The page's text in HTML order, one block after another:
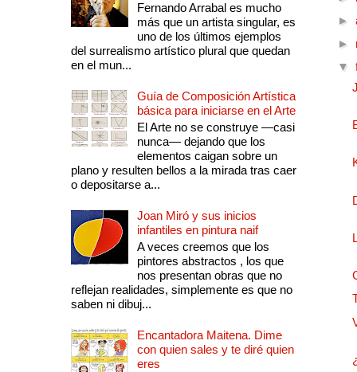
Fernando Arrabal es mucho
más que un artista singular, es
uno de los últimos ejemplos
del surrealismo artístico plural que quedan
en el mun...
Guía de Composición Artística
básica para iniciarse en el Arte
El Arte no se construye —casi
nunca— dejando que los
elementos caigan sobre un
plano y resulten bellos a la mirada tras caer
o depositarse a...
Joan Miró y sus inicios
infantiles en pintura naif
A veces creemos que los
pintores abstractos , los que
nos presentan obras que no
reflejan realidades, simplemente es que no
saben ni dibuj...
Encantadora Maitena. Dime
con quien sales y te diré quien
eres
►
►
▼